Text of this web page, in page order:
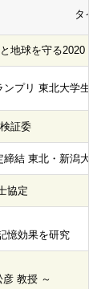
タイ
地球を守る2020
プリ 東北大学生
証委
結 東北・新潟大
協定
憶効果を研究
教授 ～